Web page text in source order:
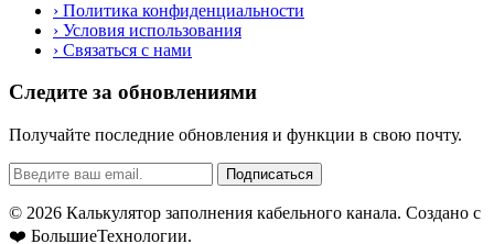
› Политика конфиденциальности
› Условия использования
› Связаться с нами
Следите за обновлениями
Получайте последние обновления и функции в свою почту.
Подписаться
© 2026 Калькулятор заполнения кабельного канала. Создано с
❤️ БольшиеТехнологии.